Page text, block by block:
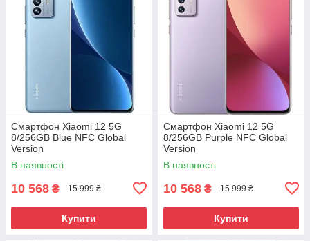
Смартфон Xiaomi 12 5G
8/256GB Blue NFC Global
Version
В наявності
10 568 ₴ 15 999 ₴
Купити
Смартфон Xiaomi 12 5G
8/256GB Purple NFC Global
Version
В наявності
10 568 ₴ 15 999 ₴
Купити